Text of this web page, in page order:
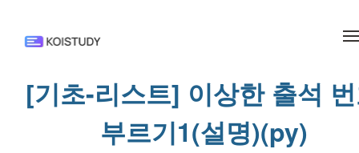
[기초-리스트] 이상한 출석
부르기1(설명)(py)